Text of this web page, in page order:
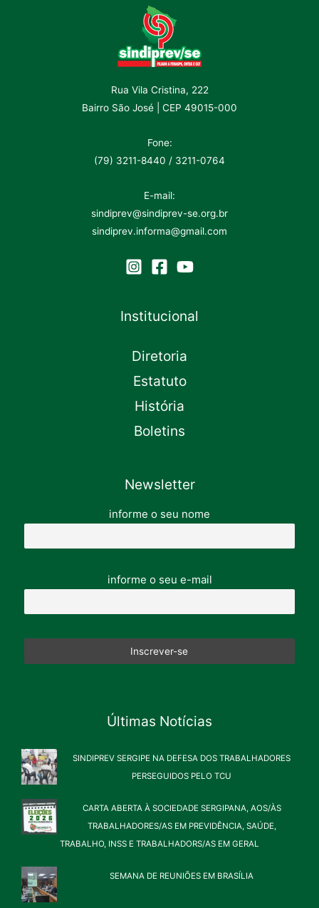
Rua Vila Cristina, 222
Bairro São José | CEP 49015-000
Fone:
(79) 3211-8440 / 3211-0764
E-mail:
sindiprev@sindiprev-se.org.br
sindiprev.informa@gmail.com
Institucional
Diretoria
Estatuto
História
Boletins
Newsletter
informe o seu nome
informe o seu e-mail
Últimas Notícias
SINDIPREV SERGIPE NA DEFESA DOS TRABALHADORES
PERSEGUIDOS PELO TCU
CARTA ABERTA À SOCIEDADE SERGIPANA, AOS/ÀS
TRABALHADORES/AS EM PREVIDÊNCIA, SAÚDE,
TRABALHO, INSS E TRABALHADORS/AS EM GERAL
SEMANA DE REUNIÕES EM BRASÍLIA